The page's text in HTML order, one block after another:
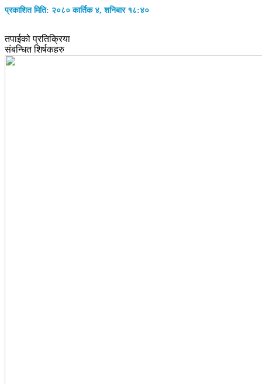
प्रकाशित मिति: २०८० कार्तिक ४, शनिबार १८:४०
तपाईको प्रतिक्रिया
संबन्धित शिर्षकहरु